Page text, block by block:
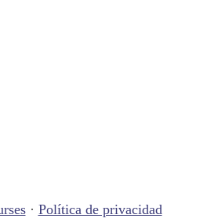
· Política de privacidad